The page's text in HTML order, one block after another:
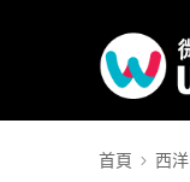
首頁 西洋